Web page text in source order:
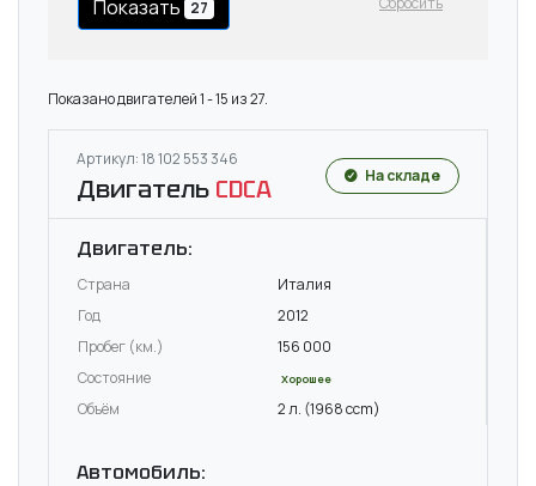
Показать 27
Показано двигателей 1 - 15 из 27.
Артикул: 18 102 553 346
Двигатель CDCA На складе
Двигатель:
Страна
Италия
Год
2012
Пробег (км.)
156 000
Состояние
Хорошее
Объём 2 л. (1968 ccm)
Автомобиль: